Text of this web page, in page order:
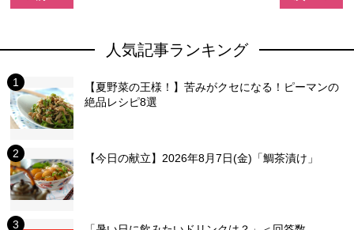
人気記事ランキング
【夏野菜の王様！】苦みがクセになる！ピーマンの
絶品レシピ8選
【今日の献立】2026年8月7日(金)「鯛茶漬け」